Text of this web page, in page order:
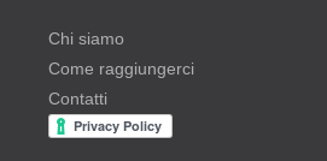
Chi siamo
Come raggiungerci
Contatti